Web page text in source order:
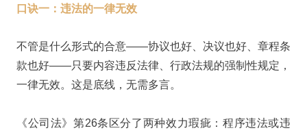
口诀一：违法的一律无效
不管是什么形式的合意——协议也好、决议也好、章程条
款也好——只要内容违反法律、行政法规的强制性规定，
一律无效。这是底线，无需多言。
《公司法》第26条区分了两种效力瑕疵：程序违法或违